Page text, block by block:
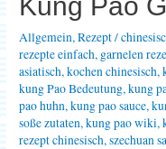
Allgemein,Rezept/
rezepte einfach, garnelen
asiatisch,kochen chinesisch,
kung Pao Bedeutung,kung
pao huhn,kung pao sauce,
soße zutaten,kung pao wiki,
rezept chinesisch,szechuan